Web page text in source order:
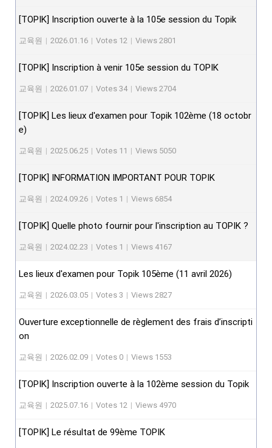
[TOPIK] Inscription ouverte à la 105e session du Topik
교육원 | 2026.01.16 | Votes 12 | Views 2801
[TOPIK] Inscription à venir 105e session du TOPIK
교육원 | 2026.01.07 | Votes 34 | Views 2704
[TOPIK] Les lieux d'examen pour Topik 102ème (18 octobr
e)
교육원 | 2025.06.25 | Votes 11 | Views 5050
[TOPIK] INFORMATION IMPORTANT POUR TOPIK
교육원 | 2024.09.26 | Votes 1 | Views 6854
[TOPIK] Quelle photo fournir pour l'inscription au TOPIK ?
교육원 | 2024.02.23 | Votes 1 | Views 4167
Les lieux d'examen pour Topik 105ème (11 avril 2026)
교육원 | 2026.03.05 | Votes 3 | Views 2827
Ouverture exceptionnelle de règlement des frais d’inscripti
on
교육원 | 2026.02.09 | Votes 0 | Views 1553
[TOPIK] Inscription ouverte à la 102ème session du Topik
교육원 | 2025.07.16 | Votes 12 | Views 4970
[TOPIK] Le résultat de 99ème TOPIK